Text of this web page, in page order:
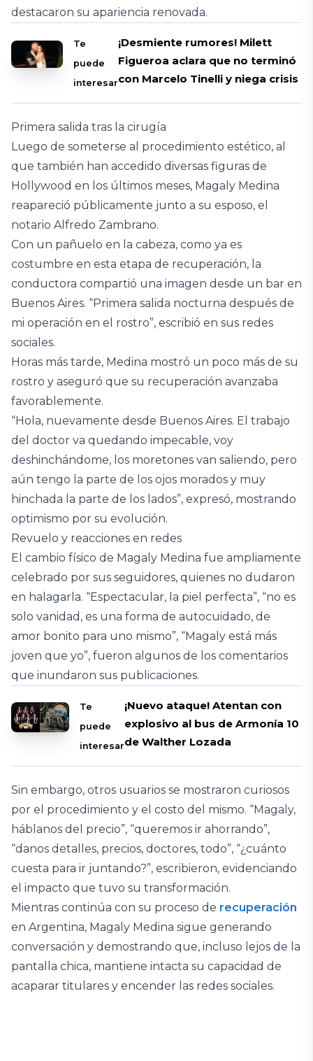
destacaron su apariencia renovada.
Te
puede
interesar
¡Desmiente rumores! Milett
Figueroa aclara que no terminó
con Marcelo Tinelli y niega crisis
Primera salida tras la cirugía
Luego de someterse al procedimiento estético, al
que también han accedido diversas figuras de
Hollywood en los últimos meses, Magaly Medina
reapareció públicamente junto a su esposo, el
notario Alfredo Zambrano.
Con un pañuelo en la cabeza, como ya es
costumbre en esta etapa de recuperación, la
conductora compartió una imagen desde un bar en
Buenos Aires. “Primera salida nocturna después de
mi operación en el rostro”, escribió en sus redes
sociales.
Horas más tarde, Medina mostró un poco más de su
rostro y aseguró que su recuperación avanzaba
favorablemente.
“Hola, nuevamente desde Buenos Aires. El trabajo
del doctor va quedando impecable, voy
deshinchándome, los moretones van saliendo, pero
aún tengo la parte de los ojos morados y muy
hinchada la parte de los lados”, expresó, mostrando
optimismo por su evolución.
Revuelo y reacciones en redes
El cambio físico de Magaly Medina fue ampliamente
celebrado por sus seguidores, quienes no dudaron
en halagarla. “Espectacular, la piel perfecta”, “no es
solo vanidad, es una forma de autocuidado, de
amor bonito para uno mismo”, “Magaly está más
joven que yo”, fueron algunos de los comentarios
que inundaron sus publicaciones.
Te
puede
interesar
¡Nuevo ataque! Atentan con
explosivo al bus de Armonía 10
de Walther Lozada
Sin embargo, otros usuarios se mostraron curiosos
por el procedimiento y el costo del mismo. “Magaly,
háblanos del precio”, “queremos ir ahorrando”,
“danos detalles, precios, doctores, todo”, “¿cuánto
cuesta para ir juntando?”, escribieron, evidenciando
el impacto que tuvo su transformación.
Mientras continúa con su proceso de recuperación
en Argentina, Magaly Medina sigue generando
conversación y demostrando que, incluso lejos de la
pantalla chica, mantiene intacta su capacidad de
acaparar titulares y encender las redes sociales.